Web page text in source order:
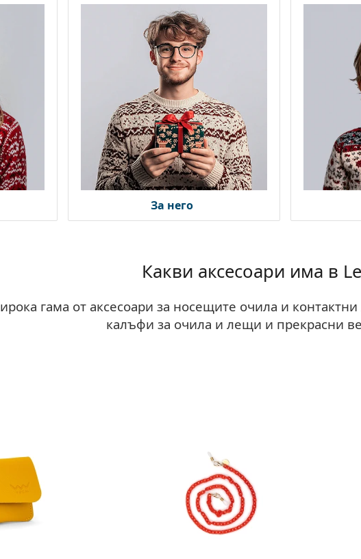
За него
Какви аксесоари има в
гама от аксесоари за носещите очила и
калъфи за очила и лещи и прекрасни